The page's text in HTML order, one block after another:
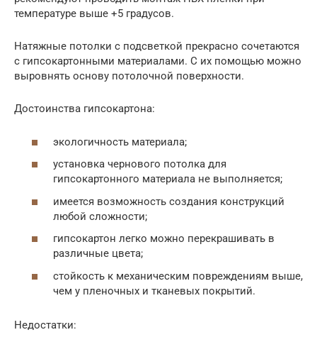
температуре выше +5 градусов.
Натяжные потолки с подсветкой прекрасно сочетаются
с гипсокартонными материалами. С их помощью можно
выровнять основу потолочной поверхности.
Достоинства гипсокартона:
экологичность материала;
установка чернового потолка для
гипсокартонного материала не выполняется;
имеется возможность создания конструкций
любой сложности;
гипсокартон легко можно перекрашивать в
различные цвета;
стойкость к механическим повреждениям выше,
чем у пленочных и тканевых покрытий.
Недостатки: